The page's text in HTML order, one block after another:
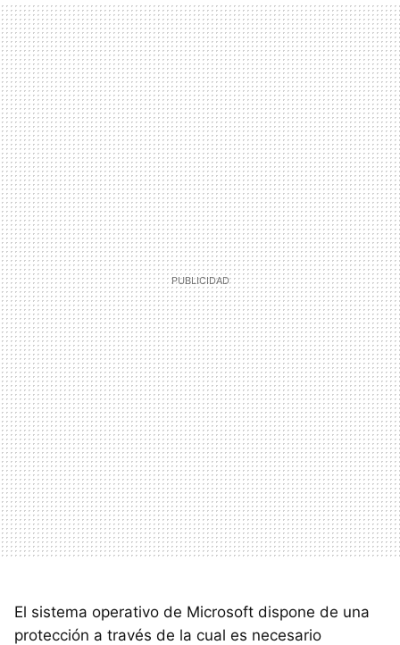
El sistema operativo de Microsoft dispone de una
protección a través de la cual es necesario